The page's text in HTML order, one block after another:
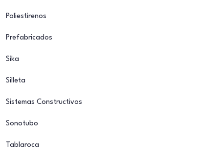
Poliestirenos
Prefabricados
Sika
Silleta
Sistemas Constructivos
Sonotubo
Tablaroca